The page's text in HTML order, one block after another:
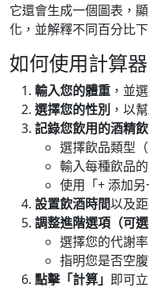
它還會生成一個圖表，
化，並解釋不同百分比
如何使用計算器
輸入您的體重 ，並
選擇您的性別 ，以
記錄您飲用的酒精飲
選擇飲品類型
輸入每種飲品
使用「+ 添加
設置飲酒時間以及
調整進階選項（可選
選擇您的代謝率
指明您是否空
點擊「計算」 即可